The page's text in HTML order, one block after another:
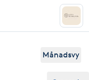
Månadsvy